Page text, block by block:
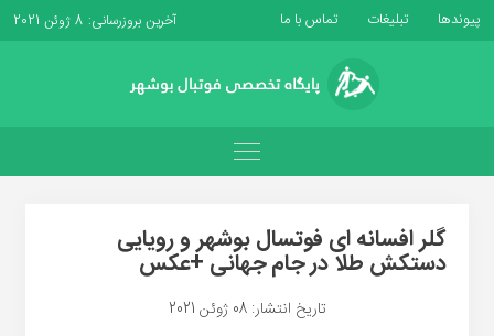
پیوندها تبلیغات تماس با ما آخرین بروزرسانی: 8 ژوئن 2021
گلر افسانه ای فوتسال بوشهر و رویایی
دستکش طلا در جام جهانی +عکس
تاریخ انتشار: 08 ژوئن 2021